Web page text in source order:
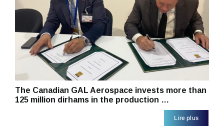
The Canadian GAL Aerospace invests more than
125 million dirhams in the production …
Lire plus